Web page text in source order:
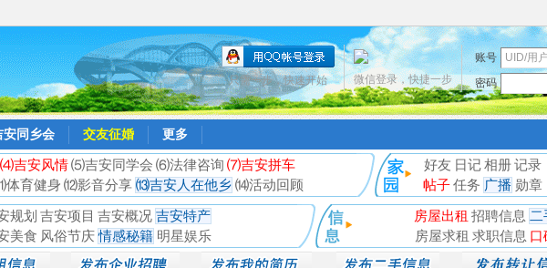
账号
密码
微信登录，快捷一步
只需一步，快速开始
安同乡会 交友征婚 更多
⑷吉安风情⑸吉安同学会 ⑹法律咨询 ⑺吉安拼车
育健身 ⑿影音分享 ⒀吉安人在他乡 ⒁活动回顾
好友 日记相册记录
帖子任务 广播 勋章
规划 吉安项目 吉安概况 吉安特产
美食 风俗节庆 情感秘籍 明星娱乐
房屋出租 招聘信息 二
房屋求租 求职信息 口